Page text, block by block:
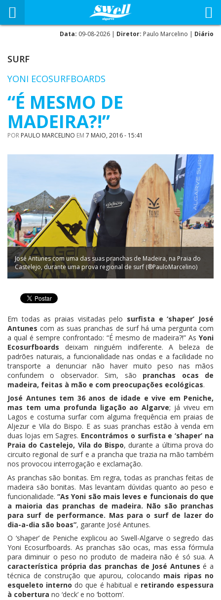
Data: 09-08-2026 | Diretor: Paulo Marcelino | Diário
SURF
YONI ECOSURFBOARDS
“É MESMO DE
MADEIRA?!”
POR PAULO MARCELINO EM 7 MAIO, 2016 - 15:41
José Antunes com uma das suas pranchas de Madeira, na Praia do
Castelejo, durante uma prova regional de surf (®PauloMarcelino)
Em todas as praias visitadas pelo surfista e ‘shaper’ José
Antunes com as suas pranchas de surf há uma pergunta com
a qual é sempre confrontado: “É mesmo de madeira?!” As Yoni
Ecosurfboards deixam ninguém indiferente. A beleza de
padrões naturais, a funcionalidade nas ondas e a facilidade no
transporte a denunciar não haver muito peso nas mãos
confundem o observador. Sim, são pranchas ocas de
madeira, feitas à mão e com preocupações ecológicas.
José Antunes tem 36 anos de idade e vive em Peniche,
mas tem uma profunda ligação ao Algarve; já viveu em
Lagos e costuma surfar com alguma frequência em praias de
Aljezur e Vila do Bispo. E as suas pranchas estão à venda em
duas lojas em Sagres. Encontrámos o surfista e ‘shaper’ na
Praia do Castelejo, Vila do Bispo, durante a última prova do
circuito regional de surf e a prancha que trazia na mão também
nos provocou interrogação e exclamação.
As pranchas são bonitas. Em regra, todas as pranchas feitas de
madeira são bonitas. Mas levantam dúvidas quanto ao peso e
funcionalidade.“As Yoni são mais leves e funcionais do que
a maioria das pranchas de madeira. Não são pranchas
para surf de performance. Mas para o surf de lazer do
dia-a-dia são boas”, garante José Antunes.
O ‘shaper’ de Peniche explicou ao Swell-Algarve o segredo das
Yoni Ecosurfboards. As pranchas são ocas, mas essa fórmula
para diminuir o peso no produto de madeira não é só sua. A
característica própria das pranchas de José Antunes é a
técnica de construção que apurou, colocando mais ripas no
esqueleto interno do que é habitual e retirando espessura
à cobertura no ‘deck’ e no ‘bottom’.